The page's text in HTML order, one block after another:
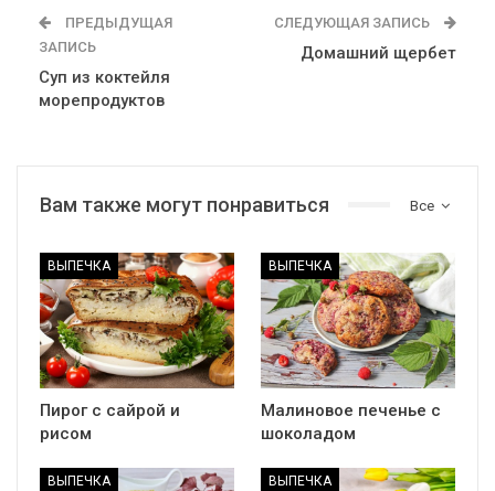
ПРЕДЫДУЩАЯ
ЗАПИСЬ
Суп из коктейля
морепродуктов
СЛЕДУЮЩАЯ ЗАПИСЬ
Домашний щербет
Все
Вам также могут понравиться
ВЫПЕЧКА
Пирог с сайрой и
рисом
ВЫПЕЧКА
Малиновое печенье с
шоколадом
ВЫПЕЧКА ВЫПЕЧКА